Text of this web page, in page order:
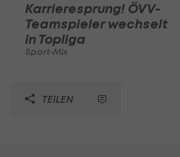
Karrieresprung! ÖVV-
Teamspieler wechselt
in Topliga
Sport-Mix
TEILEN